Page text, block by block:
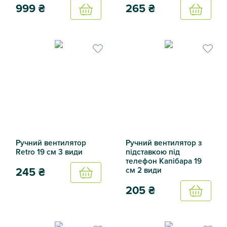
999₴
Купить
265₴
Купить
Ручний вентилятор
Retro 19 см 3 види
245₴
Купить
Ручний вентилятор Retro 19 см 3 види
Ручний вентилятор з
підставкою під
телефон Капібара 19
см 2 види
205₴
Купить